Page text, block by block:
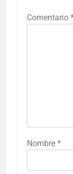
Comentario
Nombre *